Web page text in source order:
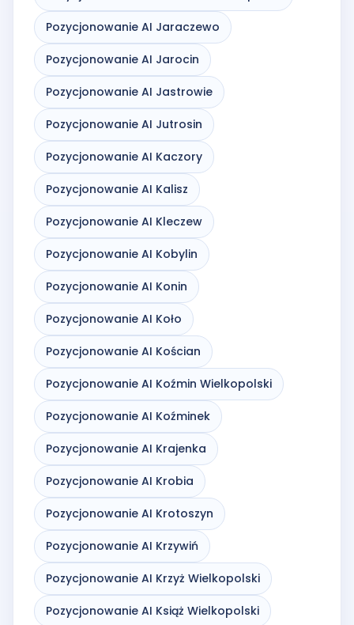
Pozycjonowanie AI Jaraczewo
Pozycjonowanie AI Jarocin
Pozycjonowanie AI Jastrowie
Pozycjonowanie AI Jutrosin
Pozycjonowanie AI Kaczory
Pozycjonowanie AI Kalisz
Pozycjonowanie AI Kleczew
Pozycjonowanie AI Kobylin
Pozycjonowanie AI Konin
Pozycjonowanie AI Koło
Pozycjonowanie AI Kościan
Pozycjonowanie AI Koźmin Wielkopolski
Pozycjonowanie AI Koźminek
Pozycjonowanie AI Krajenka
Pozycjonowanie AI Krobia
Pozycjonowanie AI Krotoszyn
Pozycjonowanie AI Krzywiń
Pozycjonowanie AI Krzyż Wielkopolski
Pozycjonowanie AI Książ Wielkopolski